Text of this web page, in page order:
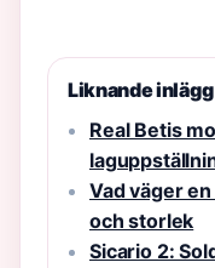
Liknande inlägg
Real Betis
Vad väger
och storlek
Sicario 2: